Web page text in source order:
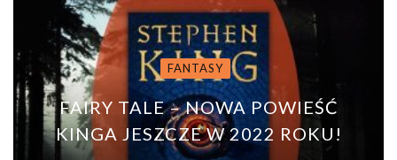
FANTASY
FAIRY TALE – NOWA POWIEŚĆ
KINGA JESZCZE W 2022 ROKU!